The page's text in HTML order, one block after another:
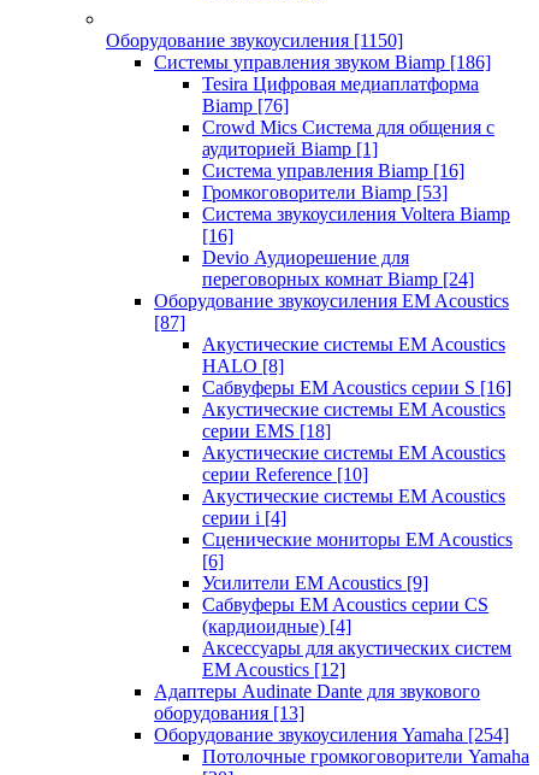
Оборудование звукоусиления [1150]
Системы управления звуком Biamp [186]
Tesira Цифровая медиаплатформа
Biamp [76]
Crowd Mics Система для общения с
аудиторией Biamp [1]
Система управления Biamp [16]
Громкоговорители Biamp [53]
Система звукоусиления Voltera Biamp
[16]
Devio Аудиорешение для
переговорных комнат Biamp [24]
Оборудование звукоусиления EM Acoustics
[87]
Акустические системы EM Acoustics
HALO [8]
Сабвуферы EM Acoustics серии S [16]
Акустические системы EM Acoustics
серии EMS [18]
Акустические системы EM Acoustics
серии Reference [10]
Акустические системы EM Acoustics
серии i [4]
Сценические мониторы EM Acoustics
[6]
Усилители EM Acoustics [9]
Сабвуферы EM Acoustics серии CS
(кардиоидные) [4]
Аксессуары для акустических систем
EM Acoustics [12]
Адаптеры Audinate Dante для звукового
оборудования [13]
Оборудование звукоусиления Yamaha [254]
Потолочные громкоговорители Yamaha